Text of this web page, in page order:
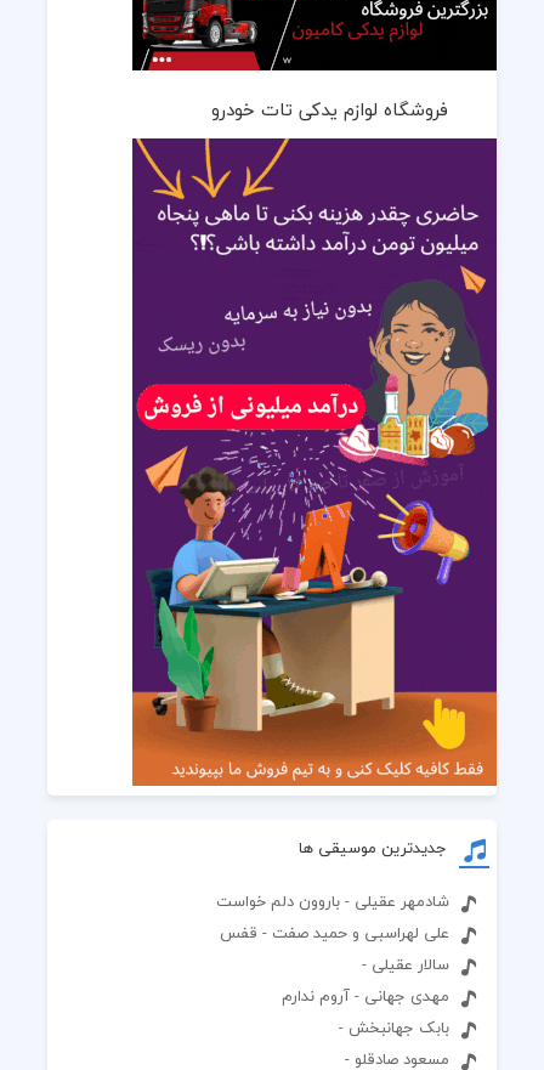
فروشگاه لوازم یدکی تات خودرو
جدیدترین موسیقی ها
شادمهر عقیلی - باروون دلم خواست
علی لهراسبی و حمید صفت - قفس
سالار عقیلی -
مهدی جهانی - آروم ندارم
بابک جهانبخش -
مسعود صادقلو -